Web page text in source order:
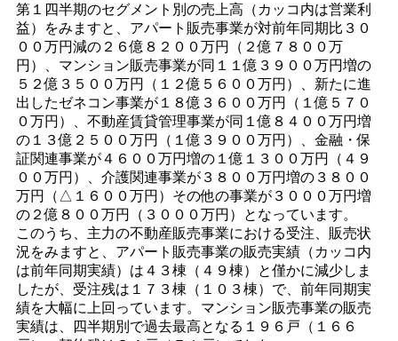
第１四半期のセグメント別の売上高（カッコ内は営業利
益）をみますと、アパート販売事業が対前年同期比３０
００万円減の２６億８２００万円（２億７８００万
円）、マンション販売事業が同１１億３９００万円増の
５２億３５００万円（１２億５６００万円）、新たに進
出したゼネコン事業が１８億３６００万円（１億５７０
０万円）、不動産賃貸管理事業が同１億８４００万円増
の１３億２５００万円（１億３９００万円）、金融・保
証関連事業が４６００万円増の１億１３００万円（４９
００万円）、介護関連事業が３８００万円増の３８００
万円（△１６００万円）その他の事業が３０００万円増
の２億８００万円（３０００万円）となっています。
このうち、主力の不動産販売事業における受注、販売状
況をみますと、アパート販売事業の販売実績（カッコ内
は前年同期実績）は４３棟（４９棟）と僅かに減少しま
したが、受注残は１７３棟（１０３棟）で、前年同期実
績を大幅に上回っています。マンション販売事業の販売
実績は、四半期別で過去最高となる１９６戸（１６６